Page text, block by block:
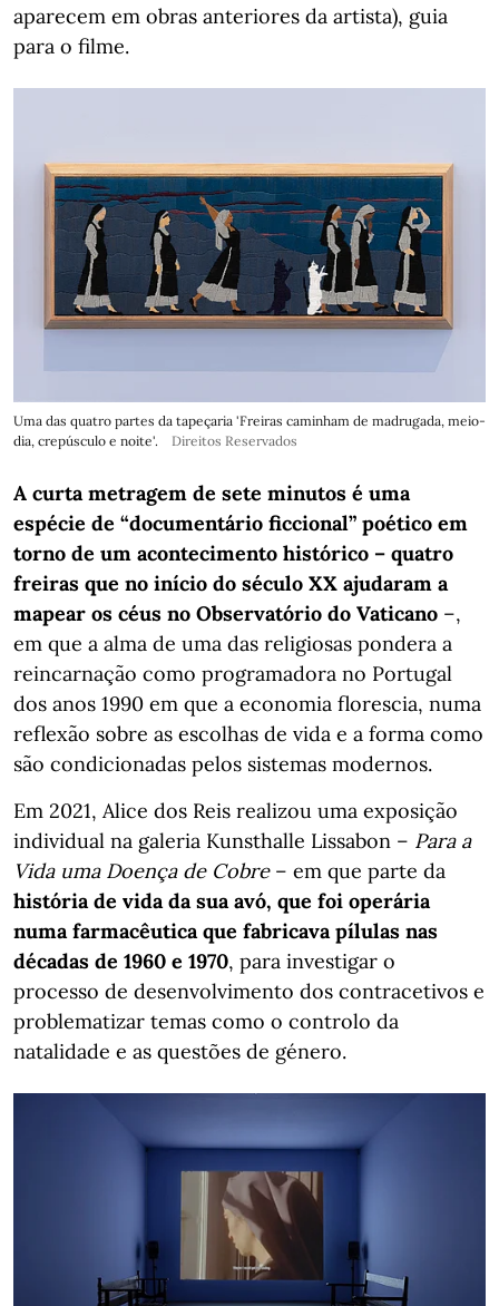
aparecem em obras anteriores da artista), guia
para o filme.
Uma das quatro partes da tapeçaria 'Freiras caminham de madrugada, meio-
dia, crepúsculo e noite'.
Direitos Reservados
A curta metragem de sete minutos é uma
espécie de “documentário ficcional” poético em
torno de um acontecimento histórico – quatro
freiras que no início do século XX ajudaram a
mapear os céus no Observatório do Vaticano –,
em que a alma de uma das religiosas pondera a
reincarnação como programadora no Portugal
dos anos 1990 em que a economia florescia, numa
reflexão sobre as escolhas de vida e a forma como
são condicionadas pelos sistemas modernos.
Em 2021, Alice dos Reis realizou uma exposição
individual na galeria Kunsthalle Lissabon – Para a
Vida uma Doença de Cobre– em que parte da
história de vida da sua avó, que foi operária
numa farmacêutica que fabricava pílulas nas
décadas de 1960 e 1970, para investigar o
processo de desenvolvimento dos contracetivos e
problematizar temas como o controlo da
natalidade e as questões de género.